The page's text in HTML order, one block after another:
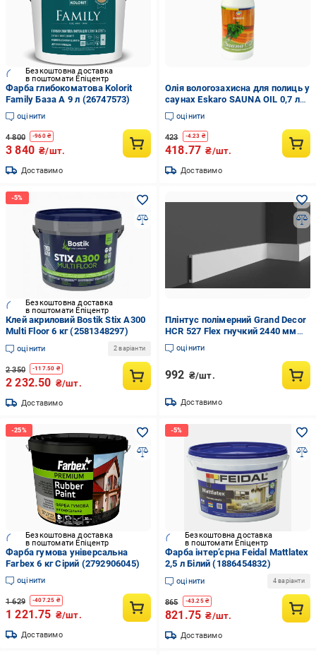
Безкоштовна доставка
в поштомати Епіцентр
Фарба глибокоматова Kolorit
Family База А 9 л (26747573)
оцінити
4 800 -960₴
3 840 ₴/шт.
Доставимо
Олія вологозахисна для полиць у
саунах Eskaro SAUNA OIL 0,7 л
(1702139655)
оцінити
423 -4.23 ₴
418.77 ₴/шт.
Доставимо
Безкоштовна доставка
в поштомати Епіцентр
Клей акриловий Bostik Stix A300
Multi Floor 6 кг (2581348297)
оцінити 2 варіанти
2 350 -117.50 ₴
2 232.50 ₴/шт.
Доставимо
Плінтус полімерний Grand Decor
HCR 527 Flex гнучкий 2440 мм
(2281130411)
оцінити
992 ₴/шт.
Доставимо
Безкоштовна доставка
в поштомати Епіцентр
Фарба гумова універсальна
Farbex 6 кг Сірий (2792906045)
оцінити
1 629 -407.25 ₴
1 221.75 ₴/шт.
Доставимо
Безкоштовна доставка
в поштомати Епіцентр
Фарба інтер’єрна Feidal Mattlatex
2,5 л Білий (1886454832)
оцінити 4 варіанти
865 -43.25₴
821.75 ₴/шт.
Доставимо